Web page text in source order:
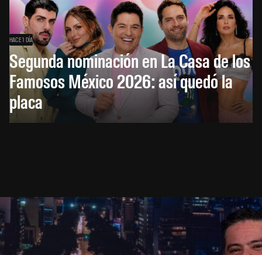
HACE 1 DÍA
Segunda nominación en La Casa de los
Famosos México 2026: así quedó la
placa